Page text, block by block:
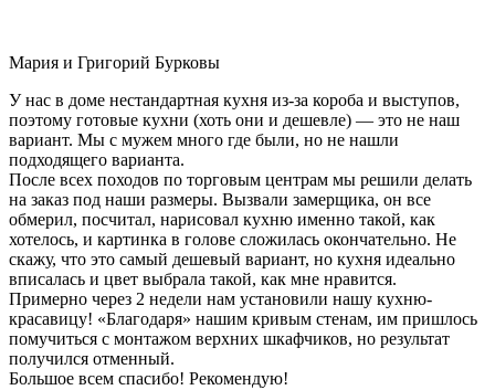
Мария и Григорий Бурковы
У нас в доме нестандартная кухня из-за короба и выступов,
поэтому готовые кухни (хоть они и дешевле) — это не наш
вариант. Мы с мужем много где были, но не нашли
подходящего варианта.
После всех походов по торговым центрам мы решили делать
на заказ под наши размеры. Вызвали замерщика, он все
обмерил, посчитал, нарисовал кухню именно такой, как
хотелось, и картинка в голове сложилась окончательно. Не
скажу, что это самый дешевый вариант, но кухня идеально
вписалась и цвет выбрала такой, как мне нравится.
Примерно через 2 недели нам установили нашу кухню-
красавицу! «Благодаря» нашим кривым стенам, им пришлось
помучиться с монтажом верхних шкафчиков, но результат
получился отменный.
Большое всем спасибо! Рекомендую!